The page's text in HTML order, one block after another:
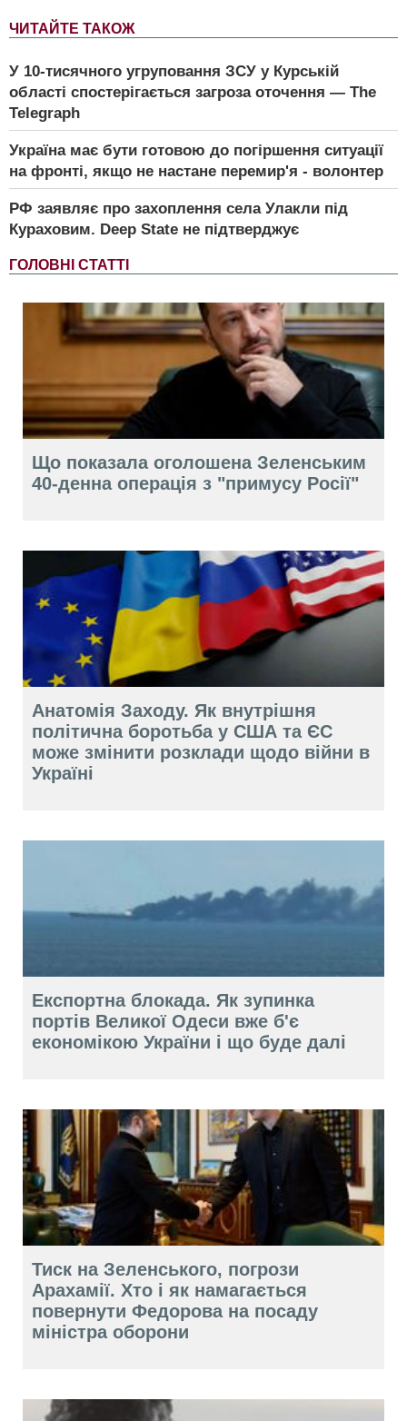
ЧИТАЙТЕ ТАКОЖ
У 10-тисячного угруповання ЗСУ у Курській
області спостерігається загроза оточення — The
Telegraph
Україна має бути готовою до погіршення ситуації
на фронті, якщо не настане перемир'я - волонтер
РФ заявляє про захоплення села Улакли під
Кураховим. Deep State не підтверджує
ГОЛОВНІ СТАТТІ
Що показала оголошена Зеленським
40-денна операція з "примусу Росії"
Анатомія Заходу. Як внутрішня
політична боротьба у США та ЄС
може змінити розклади щодо війни в
Україні
Експортна блокада. Як зупинка
портів Великої Одеси вже б'є
економікою України і що буде далі
Тиск на Зеленського, погрози
Арахамії. Хто і як намагається
повернути Федорова на посаду
міністра оборони